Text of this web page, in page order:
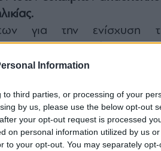
Information
third parties, or processing of your
by us, please use the below opt-out
your opt-out request is processed
on personal information utilized by us
to your opt-out. You may separately
για την ενίσχυση
που βρίσκονται
για δεύτερη συνεχή χρονιά
στην OTE Academy